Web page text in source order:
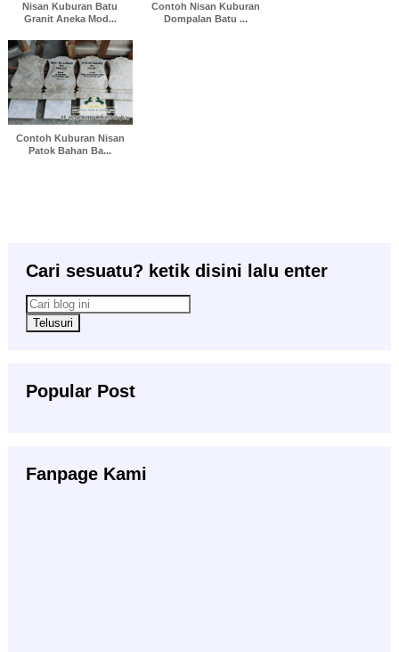
Nisan Kuburan Batu
Granit Aneka Mod...
Contoh Nisan Kuburan
Dompalan Batu ...
Contoh Kuburan Nisan
Patok Bahan Ba...
Cari sesuatu? ketik disini lalu enter
Popular Post
Fanpage Kami